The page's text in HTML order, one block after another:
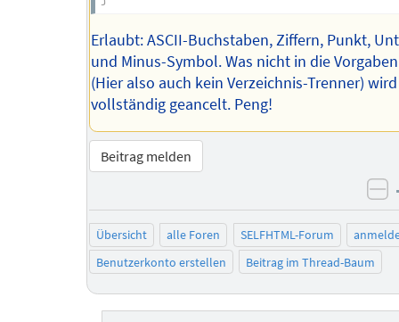
Erlaubt: ASCII-Buchstaben, Ziffern, Punkt,
und Minus-Symbol. Was nicht in die
(Hier also auch kein Verzeichnis-Trenner) wird
vollständig geancelt. Peng!
Beitrag melden
Übersicht alle Foren SELFHTML-Forum
Benutzerkonto erstellen
Beitrag im Thread-Baum